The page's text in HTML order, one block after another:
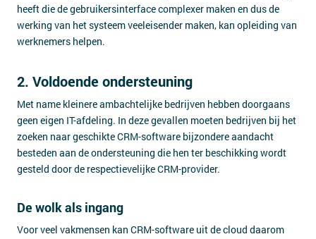
heeft die de gebruikersinterface complexer maken en dus de
werking van het systeem veeleisender maken, kan opleiding van
werknemers helpen.
2. Voldoende ondersteuning
Met name kleinere ambachtelijke bedrijven hebben doorgaans
geen eigen IT-afdeling. In deze gevallen moeten bedrijven bij het
zoeken naar geschikte CRM-software bijzondere aandacht
besteden aan de ondersteuning die hen ter beschikking wordt
gesteld door de respectievelijke CRM-provider.
De wolk als ingang
Voor veel vakmensen kan CRM-software uit de cloud daarom